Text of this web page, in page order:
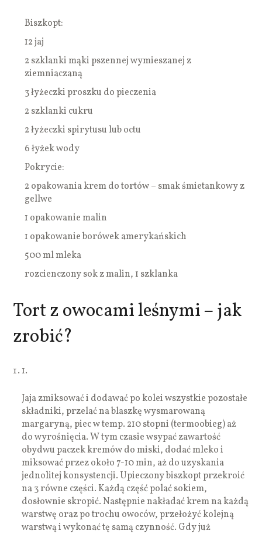
Biszkopt:
12 jaj
2 szklanki mąki pszennej wymieszanej z
ziemniaczaną
3 łyżeczki proszku do pieczenia
2 szklanki cukru
2 łyżeczki spirytusu lub octu
6 łyżek wody
Pokrycie:
2 opakowania krem do tortów – smak śmietankowy z
gellwe
1 opakowanie malin
1 opakowanie borówek amerykańskich
500 ml mleka
rozcienczony sok z malin, 1 szklanka
Tort z owocami leśnymi – jak
zrobić?
1.
Jaja zmiksować i dodawać po kolei wszystkie pozostałe
składniki, przelać na blaszkę wysmarowaną
margaryną, piec w temp. 210 stopni (termoobieg) aż
do wyrośnięcia. W tym czasie wsypać zawartość
obydwu paczek kremów do miski, dodać mleko i
miksować przez około 7-10 min, aż do uzyskania
jednolitej konsystencji. Upieczony biszkopt przekroić
na 3 równe części. Każdą część polać sokiem,
dosłownie skropić. Następnie nakładać krem na każdą
warstwę oraz po trochu owoców, przełożyć kolejną
warstwą i wykonać tę samą czynność. Gdy już